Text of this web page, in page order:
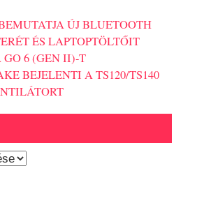
ÚJ BLUETOOTH
ÉS LAPTOPTÖLTŐIT
GO 6 (GEN II)-T
BEJELENTI A TS120/TS140